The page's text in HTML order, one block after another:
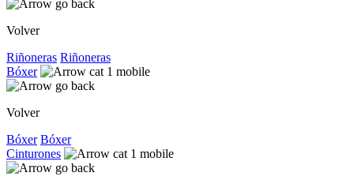
Volver
Riñoneras Riñoneras
Bóxer
Volver
Bóxer Bóxer
Cinturones